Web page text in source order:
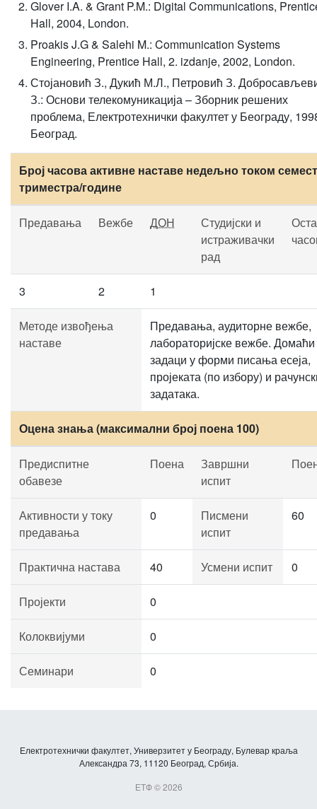
Glover I.A. & Grant P.M.: Digital Communications,
Hall, 2004, London.
Proakis J.G & Salehi M.: Communication Systems
Engineering, Prentice Hall, 2. izdanje, 2002, London.
Стојановић З., Дукић М.Л., Петровић З.
З.: Основи телекомуникација – Зборник решених
проблема, Електротехнички факултет у Београду,
Београд.
Број часова активне наставе недељно током
триместра/године
Предавања Вежбе ДОН
Студијски и
истраживачки
рад
3 2 1
Методе извођења
наставе
Предавања, аудиторне вежбе,
лабораторијске вежбе. Домаћи
задаци у форми писања есеја,
пројеката (по избору) и
задатака.
Оцена знања (максимални број поена 100)
Предиспитне
обавезе
Поена
Завршни
испит
Активности у току
предавања
0
Писмени
испит
60
Практична настава 40 Усмени испит 0
Пројекти 0
Колоквијуми 0
Семинари 0
Електротехнички факултет, Универзитет у Београду, Булевар краља
Александра 73, 11120 Београд, Србија.
ЕТФ © 2026